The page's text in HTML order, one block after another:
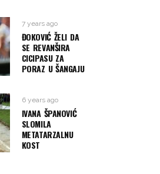
7 years ago
ĐOKOVIĆ ŽELI DA
SE REVANŠIRA
CICIPASU ZA
PORAZ U ŠANGAJU
6 years ago
IVANA ŠPANOVIĆ
SLOMILA
METATARZALNU
KOST